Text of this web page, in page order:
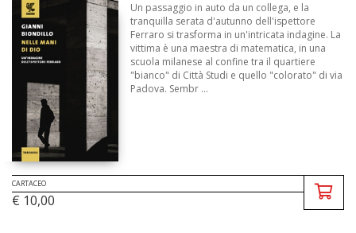
Un passaggio in auto da un collega, e la
tranquilla serata d'autunno dell'ispettore
Ferraro si trasforma in un'intricata indagine. La
vittima è una maestra di matematica, in una
scuola milanese al confine tra il quartiere
"bianco" di Città Studi e quello "colorato" di via
Padova. Sembr ...
CARTACEO
€ 10,00